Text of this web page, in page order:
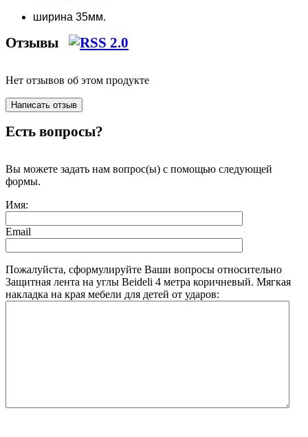
ширина 35мм.
Отзывы
Нет отзывов об этом продукте
Есть вопросы?
Вы можете задать нам вопрос(ы) с помощью следующей
формы.
Имя:
Email
Пожалуйста, сформулируйте Ваши вопросы относительно
Защитная лента на углы Beideli 4 метра коричневый. Мягкая
накладка на края мебели для детей от ударов: